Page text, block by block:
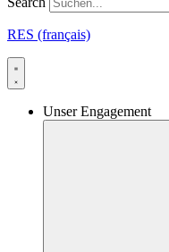
RES (français)
Unser Engagement